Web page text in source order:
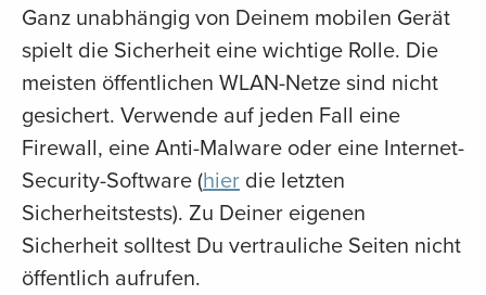
Ganz unabhängig von Deinem mobilen Gerät
spielt die Sicherheit eine wichtige Rolle. Die
meisten öffentlichen WLAN-Netze sind nicht
gesichert. Verwende auf jeden Fall eine
Firewall, eine Anti-Malware oder eine Internet-
Security-Software (hier die letzten
Sicherheitstests). Zu Deiner eigenen
Sicherheit solltest Du vertrauliche Seiten nicht
öffentlich aufrufen.